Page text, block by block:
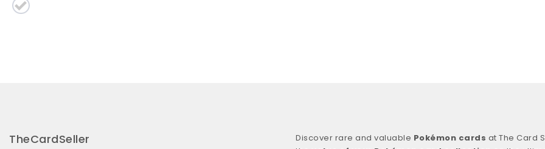
TheCardSeller Discover rare and valuable Pokémon cards at The Card